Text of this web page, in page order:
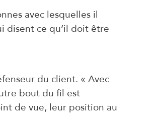
avec lesquelles il
disent ce qu’il doit être
du client. « Avec
bout du fil est
de vue, leur position au